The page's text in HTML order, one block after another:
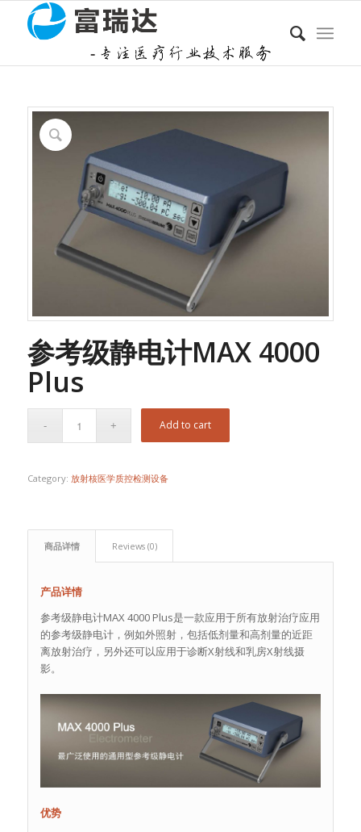
参考级静电计MAX 4000
Plus
Add to cart
Category: 放射核医学质控检测设备
商品详情 Reviews (0)
产品详情
参考级静电计MAX 4000 Plus是一款应用于所有放射治疗应用
的参考级静电计，例如外照射，包括低剂量和高剂量的近距
离放射治疗，另外还可以应用于诊断X射线和乳房X射线摄
影。
优势